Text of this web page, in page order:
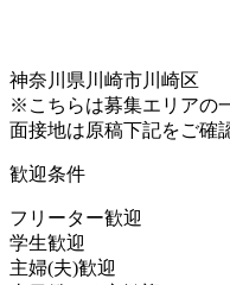
神奈川県川崎市川崎区
※こちらは募集エリアの
面接地は原稿下記をご確
歓迎条件
フリーター歓迎
学生歓迎
主婦(夫)歓迎